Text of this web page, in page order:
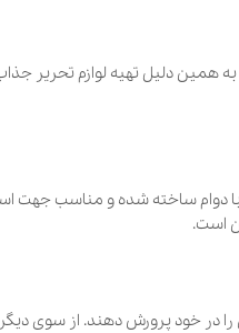
‌لوازم ‌تحریر ‌جذاب ‌برای
‌شده ‌و ‌مناسب ‌جهت ‌استفاده ‌در
دهند. از سوی دیگر نقاشی به